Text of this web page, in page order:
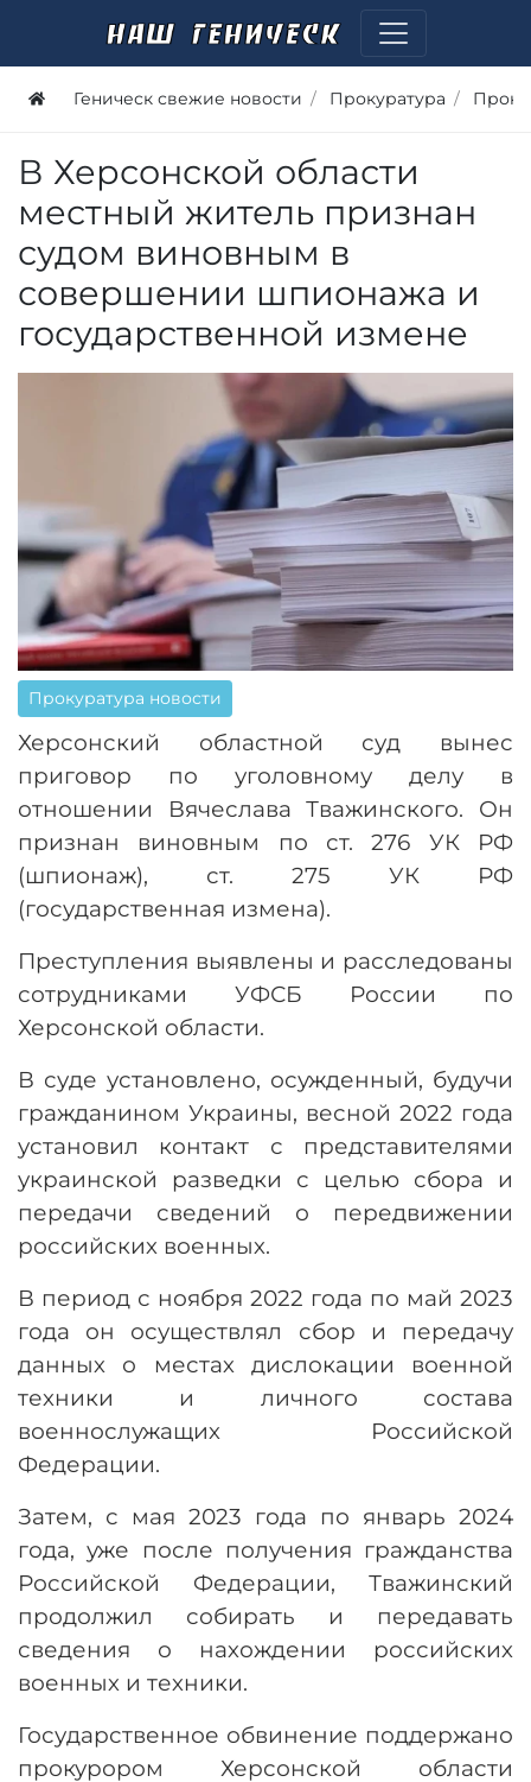
Геническ свежие новости Прокуратура
В Херсонской области
местный житель признан
судом виновным в
совершении шпионажа и
государственной измене
Прокуратура новости
Херсонский областной суд вынес
приговор по уголовному делу в
отношении Вячеслава Тважинского. Он
признан виновным по ст. 276 УК РФ
(шпионаж), ст. 275 УК РФ
(государственная измена).
Преступления выявлены и расследованы
сотрудниками УФСБ России по
Херсонской области.
В суде установлено, осужденный, будучи
гражданином Украины, весной 2022 года
установил контакт с представителями
украинской разведки с целью сбора и
передачи сведений о передвижении
российских военных.
В период с ноября 2022 года по май 2023
года он осуществлял сбор и передачу
данных о местах дислокации военной
техники и личного состава
военнослужащих Российской
Федерации.
Затем, с мая 2023 года по январь 2024
года, уже после получения гражданства
Российской Федерации, Тважинский
продолжил собирать и передавать
сведения о нахождении российских
военных и техники.
Государственное обвинение поддержано
прокурором Херсонской области